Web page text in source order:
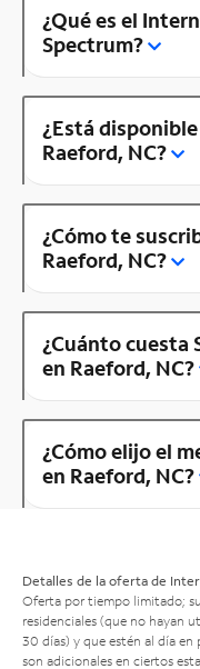
¿Qué es el
Spectrum?
¿Está
Raeford, NC?
¿Cómo te
Raeford, NC?
¿Cuánto cuesta
en Raeford, NC?
¿Cómo elijo el
en Raeford, NC?
Detalles de la oferta de
Oferta por tiempo limitado;
residenciales (que no hayan
30 días) y que estén al día en
son adicionales en ciertos